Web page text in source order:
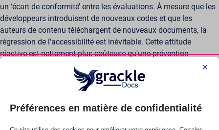
un ‘écart de conformité’ entre les évaluations. À mesure que les
développeurs introduisent de nouveaux codes et que les
auteurs de contenu téléchargent de nouveaux documents, la
régression de l'accessibilité est inévitable. Cette attitude
réactive est nettement plus coûteuse qu'une prévention
proactive, car elle nécessite souvent des mesures correctives
d'urgence avant les mises à jour ou les audits importants.
opérationnelles. Les organisations se retrouvent dans des
Préférences en matière de confidentialité
×